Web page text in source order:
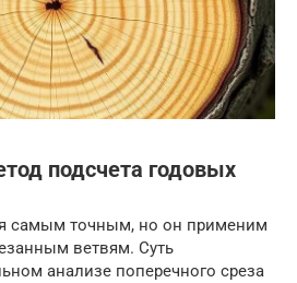
подсчета годовых
самым точным, но он применим
ветвям. Суть
анализе поперечного среза